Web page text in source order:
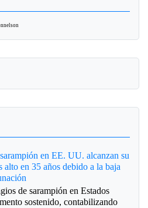
en EE. UU. alcanzan su
alto en 35 años debido a la baja
de sarampión en Estados
sostenido, contabilizando